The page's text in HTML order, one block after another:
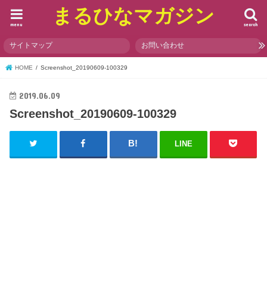
まるひなマガジン search
menu
サイトマップ お問い合わせ
HOME Screenshot_20190609-100329
2019.06.09
Screenshot_20190609-100329
LINE